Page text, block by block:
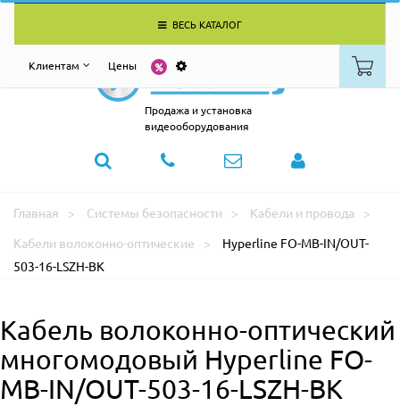
ВЕСЬ КАТАЛОГ
Клиентам Цены
Продажа и установка
видеооборудования
Главная Системы безопасности
Кабели и провода
Кабели волоконно-оптические
Hyperline FO-MB-IN/OUT-
503-16-LSZH-BK
Кабель волоконно-оптический
многомодовый Hyperline FO-
MB-IN/OUT-503-16-LSZH-BK